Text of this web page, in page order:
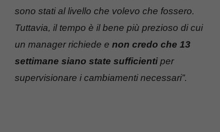
sono stati al livello che volevo che fossero.
Tuttavia, il tempo è il bene più prezioso di cui
un manager richiede e non credo che 13
settimane siano state sufficientiper
supervisionare i cambiamenti necessari”.